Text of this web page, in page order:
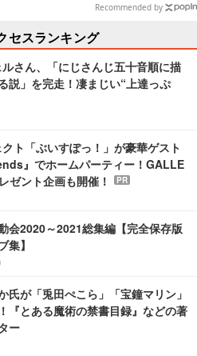
Recommended by
セスランキング
さん、「にじさんじ五十音順に描
説」を完走！凄まじい“上達っぷ
ト「ぶいすぽっ！」が豪華ゲスト
』でホームパーティー！GALLE
ゼント企画も開催！
PR
会2020～2021総集編【完全保存版
集】
氏が「兎田ぺこら」「宝鐘マリン」
『とある魔術の禁書目録』などの著
ー